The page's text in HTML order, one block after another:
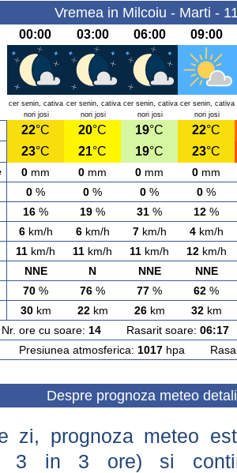
Vremea in Milcoiu - Marti -
00:00 03:00 06:00 09:00
cer senin, cativa
nori josi
cer senin, cativa
nori josi
cer senin, cativa
nori josi
cer senin, cativa
nori josi
22°C 20°C 19°C 22°C
23°C 21°C 19°C 23°C
0 mm 0 mm 0 mm 0 mm
0 % 0 % 0 % 0 %
16 % 19 % 31 % 12 %
6km/h 6km/h 7km/h 4km/h
11 km/h 11 km/h 11 km/h 12km/h
NNE N NNE NNE
70 % 76 % 77 % 62 %
30km 22km 26km 32km
Nr. ore cu soare: 14Rasarit soare: 06:17
atmosferica: 1017hpa
Despre prognoza meteo
zi, prognoza meteo
3 in 3 ore) si